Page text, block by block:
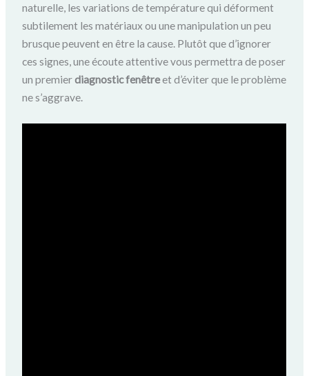
naturelle, les variations de température qui déforment
subtilement les matériaux ou une manipulation un peu
brusque peuvent en être la cause. Plutôt que d’ignorer
ces signes, une écoute attentive vous permettra de poser
un premierdiagnostic fenêtreet d’éviter que le problème
ne s’aggrave.